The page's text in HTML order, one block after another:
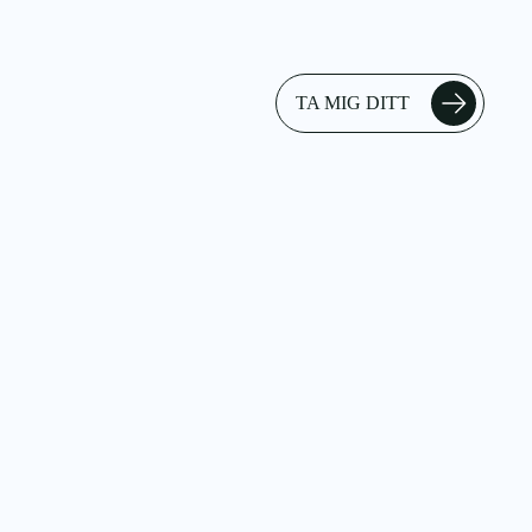
TA MIG DITT